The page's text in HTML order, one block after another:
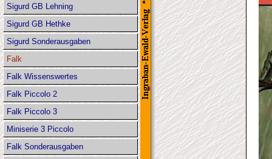
Sigurd GB Lehning
Sigurd GB Hethke
Sigurd Sonderausgaben
Falk
Falk Wissenswertes
Falk Piccolo 2
Falk Piccolo 3
Miniserie 3 Piccolo
Falk Sonderausgaben